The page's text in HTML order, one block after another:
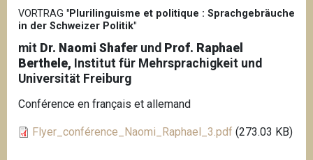
VORTRAG "Plurilinguisme et politique : Sprachgebräuche
in der Schweizer Politik"
mit Dr. Naomi Shafer und Prof. Raphael
Berthele, Institut für Mehrsprachigkeit und
Universität Freiburg
Conférence en français et allemand
Flyer_conférence_Naomi_Raphael_3.pdf (273.03 KB)